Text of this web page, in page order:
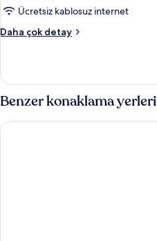
Ücretsiz kablosuz internet
Daha çok detay
Oda
detay
Benzer konaklama yerleri
Hotel Vincci Ponte de Ferro